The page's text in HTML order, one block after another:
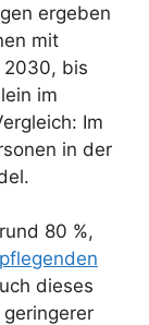
ergeben
mit
2030, bis
im
Im
in der
80 %,
pflegenden
dieses